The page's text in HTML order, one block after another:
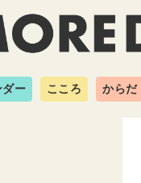
ダー こころ からだ